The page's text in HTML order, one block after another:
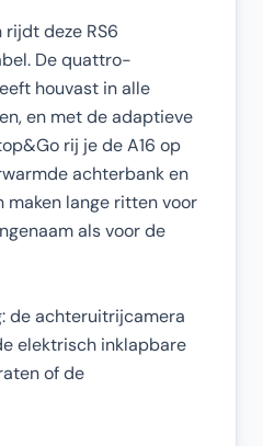
deze RS6
De quattro-
houvast in alle
en met de adaptieve
rij je de A16 op
achterbank en
lange ritten voor
als voor de
de achteruitrijcamera
elektrisch inklapbare
of de